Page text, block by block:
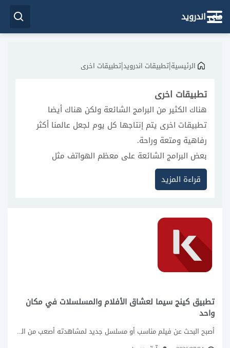
ماي اندرويد
الرئيسية|تطبيقات اندرويد|تطبيقات اخرى
تطبيقات اخرى
هناك الكثير من البرامج الشائعة ولكن هناك أيضا
تطبيقات اخرى يتم إنتاجها كل يوم لجعل عالمنا أكثر
رفاهية ومتعة وراحة.
بعض البرامج الشائعة على معظم الهواتف مثل
فيسبوك وماسنجر وإنستا وسناب شات ويوتيوب.
في قسم تطبيقات اخرى ستجد برامج كثيرة منوعة،
تجدون برامج التقويم والعديد من البرامج العامة
والشاملة والمنوعة والتي لاتندرج تحت اي تصنيف اخر.
ومن الجدير بالذكر أن هذا القسم يتم الاضافة عليه
بشكل دوري لضمان الحصول على برامج جديدة مفيدة.
التي تعالجها، وكيف يمكنك استخدامها بأسهل طريقة
ممكنة.
تعرف معنا على محتويات هذا القسم البسيط.
قراءة المزيد
تطبيق كينج سيما لعشاق الأفلام والمسلسلات في مكان
واحد
أصبح البحث عن فيلم مناسب أو مسلسل جديد لمشاهدته أصعب من السابق، ليس بسبب...